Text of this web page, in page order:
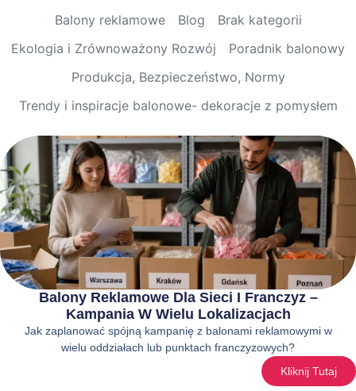
Balony reklamowe
Blog
Brak kategorii
Ekologia i Zrównoważony Rozwój
Poradnik balonowy
Produkcja, Bezpieczeństwo, Normy
Trendy i inspiracje balonowe- dekoracje z pomysłem
Balony Reklamowe Dla Sieci I Franczyz –
Kampania W Wielu Lokalizacjach
Jak zaplanować spójną kampanię z balonami reklamowymi w
wielu oddziałach lub punktach franczyzowych?
Kliknij Tutaj